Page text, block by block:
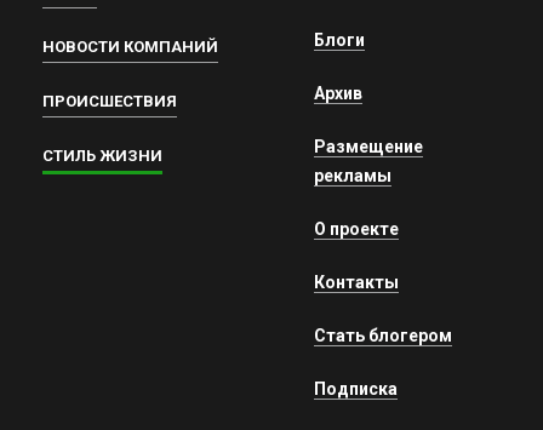
НОВОСТИ КОМПАНИЙ
ПРОИСШЕСТВИЯ
СТИЛЬ ЖИЗНИ
Блоги
Архив
Размещение
рекламы
О проекте
Контакты
Стать блогером
Подписка